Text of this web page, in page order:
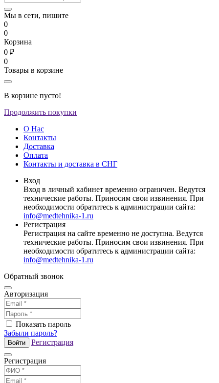
Мы в сети, пишите
0
0
Корзина
0 ₽
0
Товары в корзине
В корзине пусто!
Продолжить покупки
О Нас
Контакты
Доставка
Оплата
Контакты и доставка в СНГ
Вход
Вход в личный кабинет временно ограничен. Ведутся
технические работы. Приносим свои извинения. При
необходимости обратитесь к администрации сайта:
info@medtehnika-1.ru
Регистрация
Регистрация на сайте временно не доступна. Ведутся
технические работы. Приносим свои извинения. При
необходимости обратитесь к администрации сайта:
info@medtehnika-1.ru
Обратный звонок
Авторизация
Показать пароль
Забыли пароль?
Войти Регистрация
Регистрация